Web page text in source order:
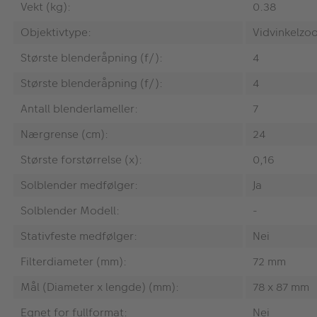
Vekt (kg):
0.38
Objektivtype:
Største blenderåpning (f/):
4
Største blenderåpning (f/):
4
Antall blenderlameller:
7
Nærgrense (cm):
24
Største forstørrelse (x):
0,16
Solblender medfølger:
Ja
Solblender Modell:
-
Stativfeste medfølger:
Nei
Filterdiameter (mm):
72 mm
Mål (Diameter x lengde) (mm):
78 x 87 mm
Egnet for fullformat:
Nei